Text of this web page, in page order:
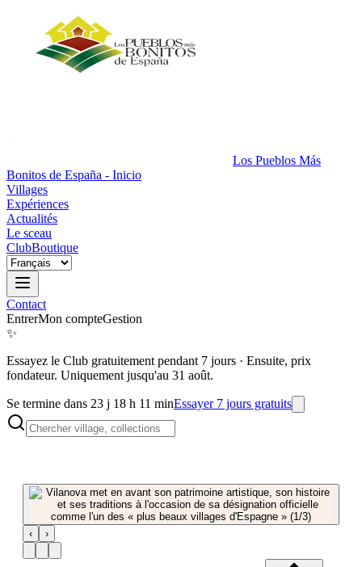
Los Pueblos Más
Bonitos de España - Inicio
Villages
Expériences
Actualités
Le sceau
ClubBoutique
Contact
EntrerMon compteGestion
✨
Essayez le Club gratuitement pendant 7 jours · Ensuite, prix
fondateur. Uniquement jusqu'au 31 août.
Se termine dans 23 j 18 h 11 minEssayer 7 jours gratuits
‹ ›